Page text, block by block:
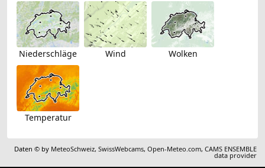
Niederschläge Wind Wolken
Temperatur
Daten © by MeteoSchweiz,SwissWebcams,Open-Meteo.com,CAMS ENSEMBLE
data provider